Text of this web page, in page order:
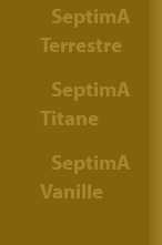
SeptimA
Terrestre
SeptimA
Titane
SeptimA
Vanille